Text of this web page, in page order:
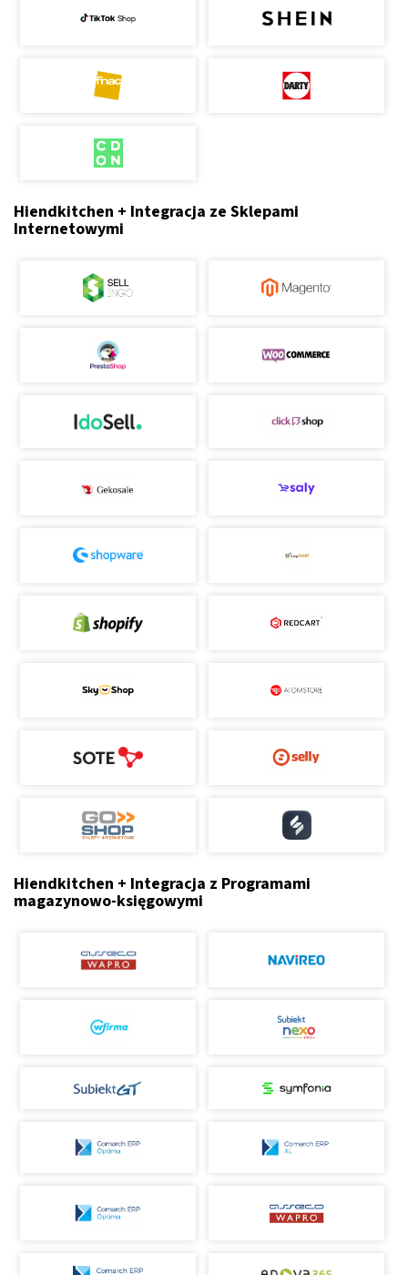
Hiendkitchen + Integracja ze Sklepami
Internetowymi
Hiendkitchen + Integracja z Programami
magazynowo-księgowymi